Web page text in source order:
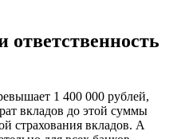
1 400 000 рублей,
вкладов до этой суммы
страхования вкладов. А